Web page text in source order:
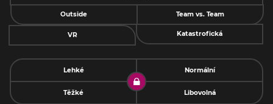
Outside Team vs. Team
VR Katastrofická
Lehké Normální
Těžké Libovolná